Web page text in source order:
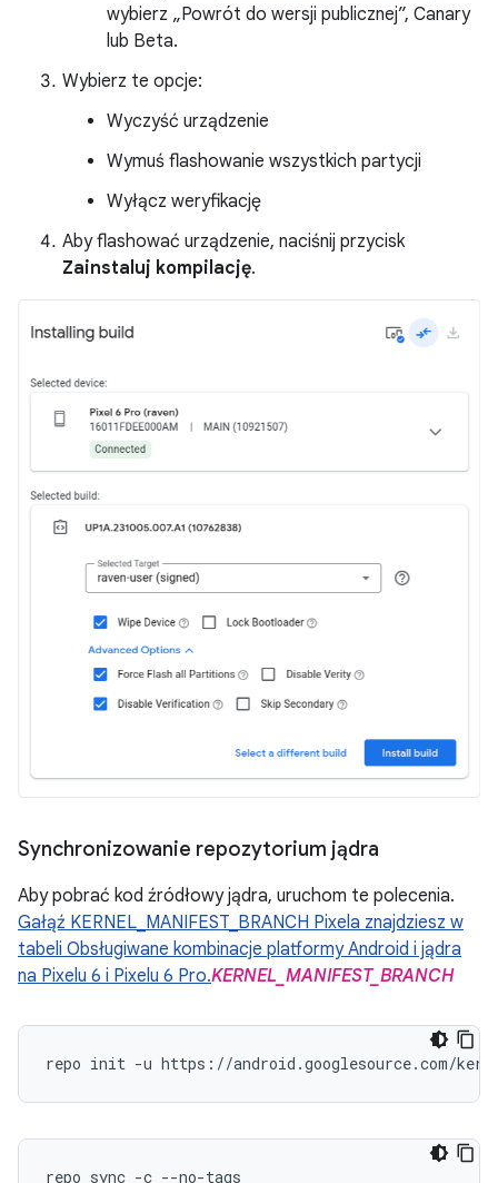
wybierz „Powrót do wersji publicznej”, Canary
lub Beta.
Wybierz te opcje:
Wyczyść urządzenie
Wymuś flashowanie wszystkich partycji
Wyłącz weryfikację
Aby flashować urządzenie, naciśnij przycisk
Zainstaluj kompilację.
Synchronizowanie repozytorium jądra
Aby pobrać kod źródłowy jądra, uruchom te polecenia.
Gałąź KERNEL_MANIFEST_BRANCH Pixela znajdziesz w
tabeli Obsługiwane kombinacje platformy Android i jądra
na Pixelu 6 i Pixelu 6 Pro.KERNEL_MANIFEST_BRANCH
repo init -u https://android.googlesource.com/